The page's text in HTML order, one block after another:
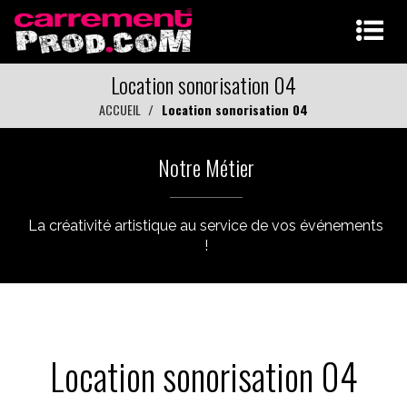
Location sonorisation 04
ACCUEIL Location sonorisation 04
Notre Métier
La créativité artistique au service de vos événements
!
Location sonorisation 04